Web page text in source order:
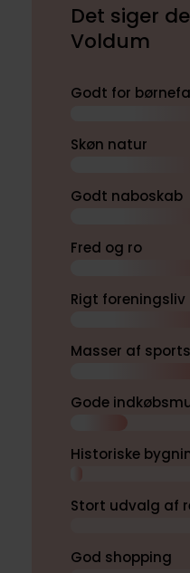
Det siger
Voldum
Godt for
Skøn natur
Godt naboskab
Fred og ro
Rigt foreningsliv
Masser af
Gode
Historiske
Stort udvalg af
God shopping